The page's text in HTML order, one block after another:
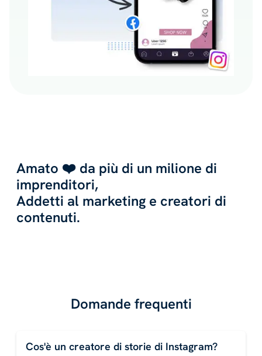
Amato ❤️ da più di un milione di
imprenditori,
Addetti al marketing e creatori di
contenuti.
Domande frequenti
Cos'è un creatore di storie di Instagram?